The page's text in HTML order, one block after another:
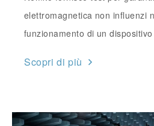
elettromagnetica non influenzi
funzionamento di un
Scopri di più